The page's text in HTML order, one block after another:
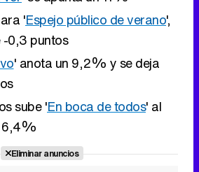
sube '
En boca de todos
6,4%
Eliminar anuncios